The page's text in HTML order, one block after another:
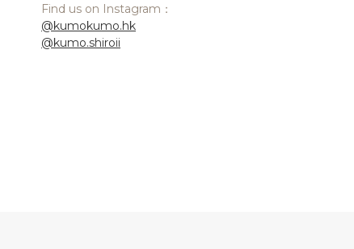
Find us on Instagram：
@kumokumo.hk
@kumo.shiroii